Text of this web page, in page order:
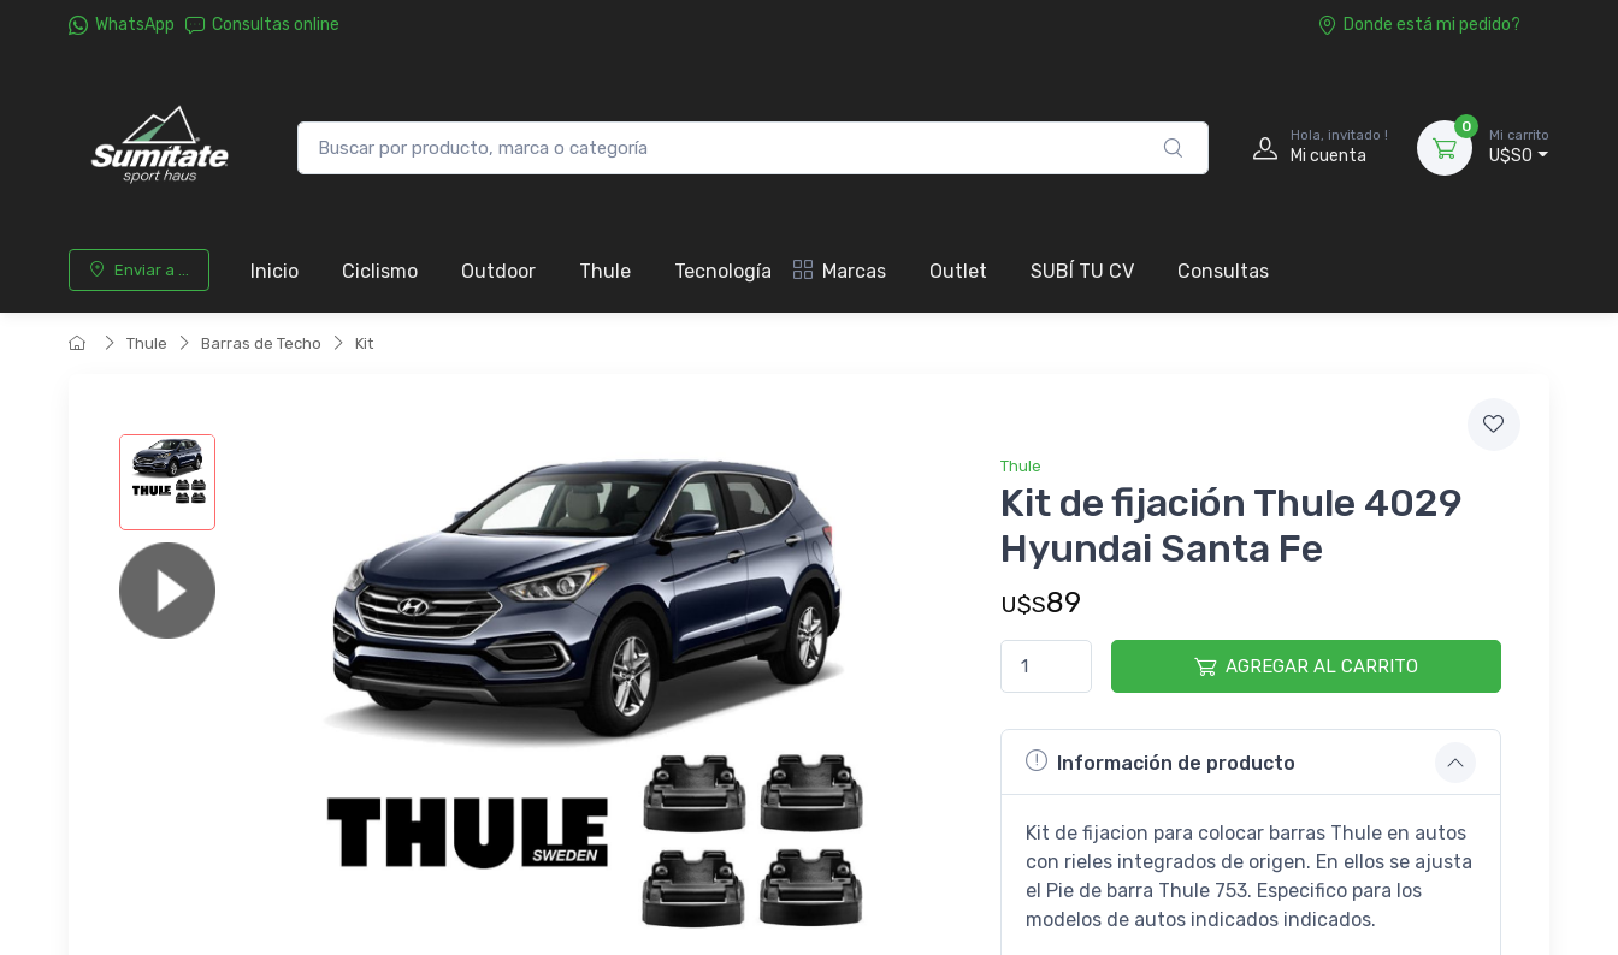
WhatsApp Consultas online Donde está mi pedido?
Hola, invitado !
Mi cuenta
0
Mi carrito
U$S0
Enviar a ... Inicio Ciclismo Outdoor Thule Tecnología Marcas Outlet SUBÍ TU CV Consultas
Thule Barras de Techo Kit
Thule
Kit de fijación Thule 4029
Hyundai Santa Fe
U$S89
AGREGAR AL CARRITO
Información de producto
Kit de fijacion para colocar barras Thule en autos
con rieles integrados de origen. En ellos se ajusta
el Pie de barra Thule 753. Especifico para los
modelos de autos indicados indicados.